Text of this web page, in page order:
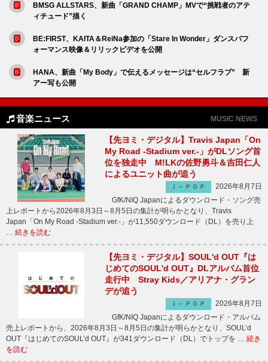
BMSG ALLSTARS、新曲「GRAND CHAMP」MVで“挑戦者のアテ
ィチュード”描く
BE:FIRST、KAITA＆ReiNa参加の「Stare In Wonder」ダンスパフ
ォーマンス映像＆リリックビデオを公開
HANA、新曲「My Body」で伝えるメッセージは“セルフラブ” 新
アー写も公開
音楽ニュース MUSIC NEWS
【先ヨミ・デジタル】Travis Japan「On
My Road -Stadium ver.-」がDLソング首
位を独走中 M!LKの佐野勇斗＆吉田仁人
によるユニット曲が追う
Ｊ－ＰＯＰ
2026年8月7日
GfK/NIQ Japanによるダウンロード・ソング売
上レポートから2026年8月3日～8月5日の集計が明らかとなり、Travis
Japan「On My Road -Stadium ver.-」が11,550ダウンロード（DL）を売り上
… 続きを読む
【先ヨミ・デジタル】SOUL'd OUT『は
じめてのSOUL'd OUT』DLアルバム首位
走行中 Stray Kids／アリアナ・グラン
デが追う
Ｊ－ＰＯＰ
2026年8月7日
GfK/NIQ Japanによるダウンロード・アルバム
売上レポートから、2026年8月3日～8月5日の集計が明らかとなり、SOUL’d
OUT『はじめてのSOUL’d OUT』が341ダウンロード（DL）でトップを … 続き
を読む